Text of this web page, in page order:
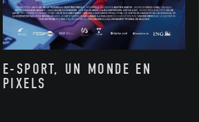
E-SPORT, UN MONDE EN
PIXELS